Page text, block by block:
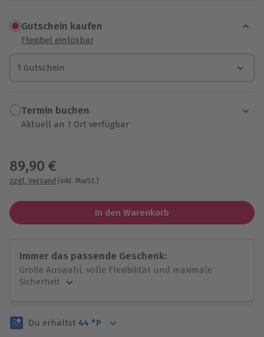
Gutschein kaufen
Flexibel einlösbar
1 Gutschein
1 Gutschein
1 Gutschein
Termin buchen
Aktuell an 1 Ort verfügbar
89,90 €
zzgl. Versand (inkl. MwSt.)
In den Warenkorb
Immer das passende Geschenk:
Große Auswahl, volle Flexibilität und maximale
Sicherheit
Volle Flexibilität
Du erhältst 44 °P